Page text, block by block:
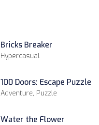
Bricks Breaker
Hypercasual
100 Doors: Escape Puzzle
Adventure, Puzzle
Water the Flower